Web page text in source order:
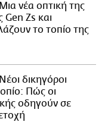
νέα οπτική της
Gen Zs και
το τοπίο της
δικηγόροι
Πώς οι
οδηγούν σε